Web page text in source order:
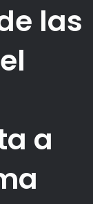
las
a